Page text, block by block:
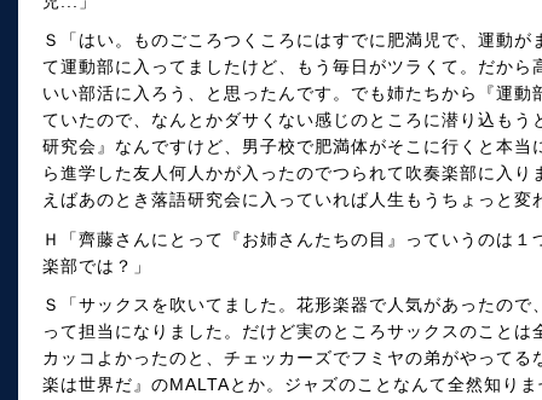
Ｓ「はい。ものごころつくころにはすでに肥満児で、運動
て運動部に入ってましたけど、もう毎日がツラくて。だか
いい部活に入ろう、と思ったんです。でも姉たちから『運
ていたので、なんとかダサくない感じのところに潜り込も
研究会』なんですけど、男子校で肥満体がそこに行くと本
ら進学した友人何人かが入ったのでつられて吹奏楽部に入
えばあのとき落語研究会に入っていれば人生もうちょっと
Ｈ「齊藤さんにとって『お姉さんたちの目』っていうのは
楽部では？」
Ｓ「サックスを吹いてました。花形楽器で人気があったの
って担当になりました。だけど実のところサックスのこと
カッコよかったのと、チェッカーズでフミヤの弟がやって
楽は世界だ』のMALTAとか。ジャズのことなんて全然知り